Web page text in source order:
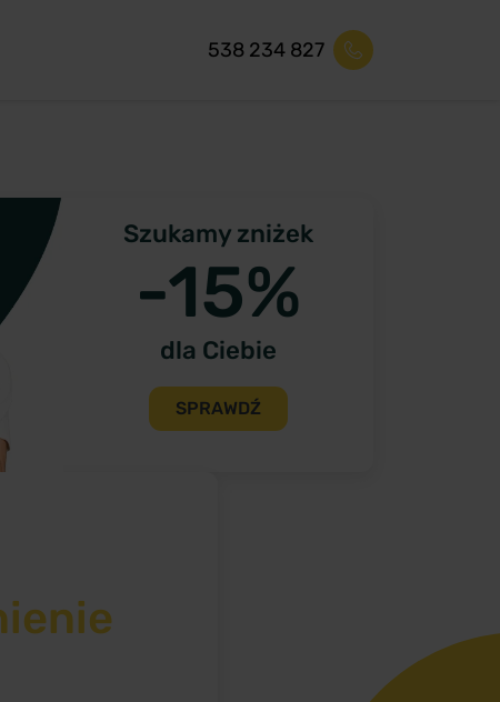
538 234 827
Szukamy zniżek
-15%
dla Ciebie
SPRAWDŹ